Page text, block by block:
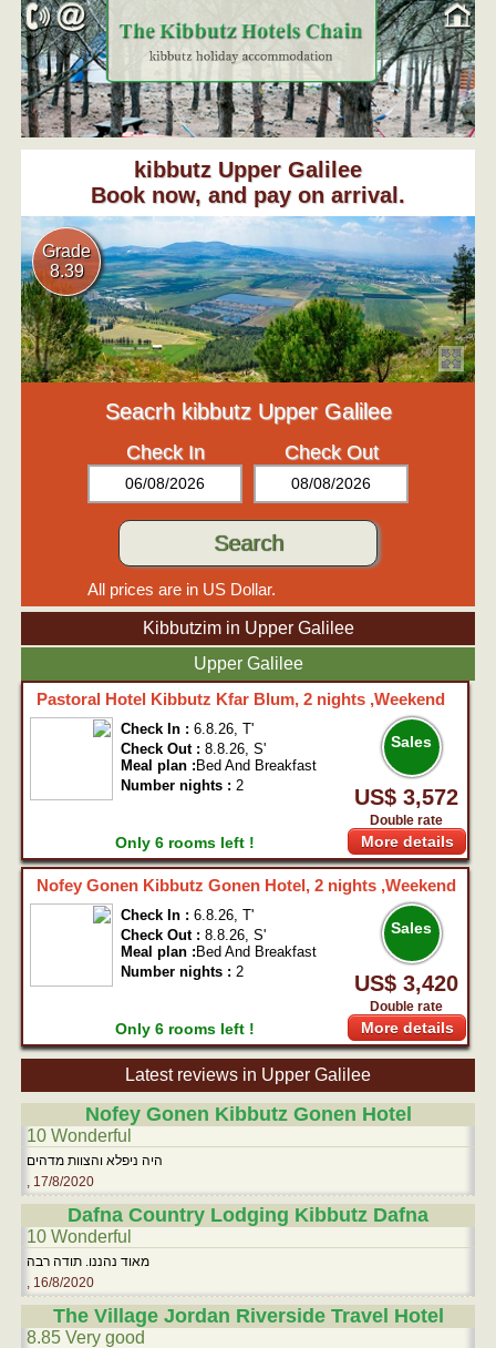
kibbutz Upper Galilee
Book now, and pay on arrival.
Grade
8.39
Seacrh kibbutz Upper Galilee
Check In Check Out
06/08/2026 08/08/2026
Search
All prices are in US Dollar.
Kibbutzim in Upper Galilee
Upper Galilee
Pastoral Hotel Kibbutz Kfar Blum, 2 nights ,Weekend
Sales
US$ 3,572
Double rate
More details
Check In : 6.8.26, T'
Check Out : 8.8.26, S'
Meal plan : Bed And Breakfast
Number nights : 2
Only 6 rooms left !
Nofey Gonen Kibbutz Gonen Hotel, 2 nights ,Weekend
Sales
US$ 3,420
Double rate
More details
Check In : 6.8.26, T'
Check Out : 8.8.26, S'
Meal plan : Bed And Breakfast
Number nights : 2
Only 6 rooms left !
Latest reviews in Upper Galilee
Nofey Gonen Kibbutz Gonen Hotel
10 Wonderful
היה ניפלא והצוות מדהים
, 17/8/2020
Dafna Country Lodging Kibbutz Dafna
10 Wonderful
מאוד נהננו. תודה רבה
, 16/8/2020
The Village Jordan Riverside Travel Hotel
8.85 Very good